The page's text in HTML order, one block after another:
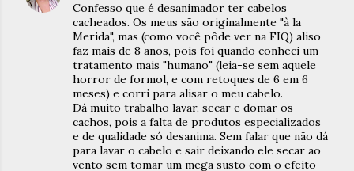
Confesso que é desanimador ter cabelos
cacheados. Os meus são originalmente "à la
Merida", mas (como você pôde ver na FIQ) aliso
faz mais de 8 anos, pois foi quando conheci um
tratamento mais "humano" (leia-se sem aquele
horror de formol, e com retoques de 6 em 6
meses) e corri para alisar o meu cabelo.
Dá muito trabalho lavar, secar e domar os
cachos, pois a falta de produtos especializados
e de qualidade só desanima. Sem falar que não dá
para lavar o cabelo e sair deixando ele secar ao
vento sem tomar um mega susto com o efeito